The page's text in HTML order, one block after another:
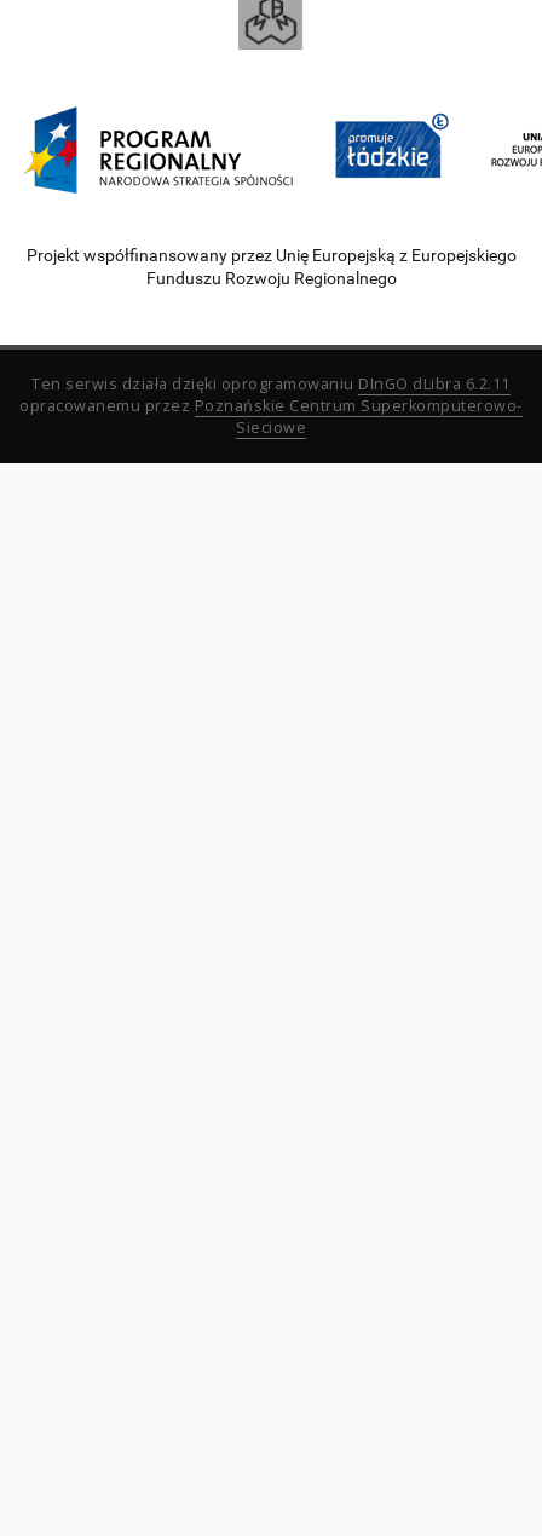
Projekt współfinansowany przez Unię Europejską z Europejskiego
Funduszu Rozwoju Regionalnego
Ten serwis działa dzięki oprogramowaniu DInGO dLibra 6.2.11
opracowanemu przez Poznańskie Centrum Superkomputerowo-
Sieciowe